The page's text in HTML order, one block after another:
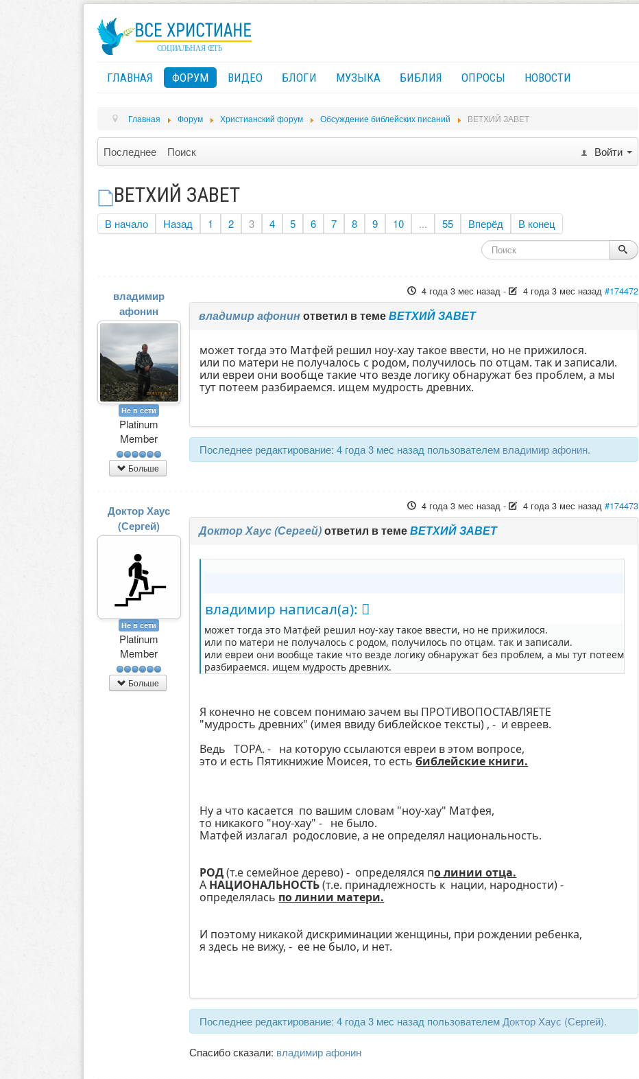
ГЛАВНАЯ ФОРУМ ВИДЕО БЛОГИ МУЗЫКА БИБЛИЯ ОПРОСЫ НОВОСТИ
Главная Форум Христианский форум Обсуждение библейских писаний ВЕТХИЙ ЗАВЕТ
Последнее Поиск Войти
ВЕТХИЙ ЗАВЕТ
В начало Назад 1 2 3 4 5 6 7 8 9 10 ... 55 Вперёд В конец
владимир
афонин
Не в сети
Platinum
Member
Больше
4 года 3 мес назад - 4 года 3 мес назад #174472
владимир афонинответил в темеВЕТХИЙ ЗАВЕТ
может тогда это Матфей решил ноу-хау такое ввести, но не прижилося.
или по матери не получалось с родом, получилось по отцам. так и записали.
или евреи они вообще такие что везде логику обнаружат без проблем, а мы
тут потеем разбираемся. ищем мудрость древних.
Последнее редактирование: 4 года 3 мес назад пользователем владимир афонин.
Доктор Хаус
(Сергей)
Не в сети
Platinum
Member
Больше
4 года 3 мес назад - 4 года 3 мес назад #174473
Доктор Хаус (Сергей)ответил в темеВЕТХИЙ ЗАВЕТ
владимир написал(а):
может тогда это Матфей решил ноу-хау такое ввести, но не прижилося.
или по матери не получалось с родом, получилось по отцам. так и записали.
или евреи они вообще такие что везде логику обнаружат без проблем, а мы тут потеем
разбираемся. ищем мудрость древних.
Я конечно не совсем понимаю зачем вы ПРОТИВОПОСТАВЛЯЕТЕ
"мудрость древних" (имея ввиду библейское тексты) , - и евреев.
Ведь ТОРА. - на которую ссылаются евреи в этом вопросе,
это и есть Пятикнижие Моисея, то естьбиблейские книги.
Ну а что касается по вашим словам "ноу-хау" Матфея,
то никакого "ноу-хау" - не было.
Матфей излагал родословие, а не определял национальность.
РОД(т.е семейное дерево) - определялся по линии отца.
А НАЦИОНАЛЬНОСТЬ(т.е. принадлежность к нации, народности) -
определялась по линии матери.
И поэтому никакой дискриминации женщины, при рождении ребенка,
я здесь не вижу, - ее не было, и нет.
Последнее редактирование: 4 года 3 мес назад пользователемДоктор Хаус (Сергей).
Спасибо сказали: владимир афонин